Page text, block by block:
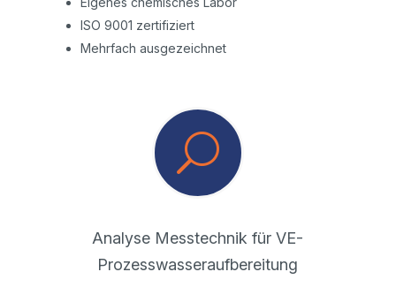
ISO 9001 zertifiziert
Mehrfach ausgezeichnet
U
Analyse Messtechnik für VE-
Prozesswasseraufbereitung